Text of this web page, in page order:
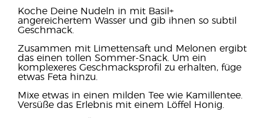
Koche Deine Nudeln in mit Basil+
angereichertem Wasser und gib ihnen so subtil
Geschmack.
Zusammen mit Limettensaft und Melonen ergibt
das einen tollen Sommer-Snack. Um ein
komplexeres Geschmacksprofil zu erhalten, füge
etwas Feta hinzu.
Mixe etwas in einen milden Tee wie Kamillentee.
Versüße das Erlebnis mit einem Löffel Honig.